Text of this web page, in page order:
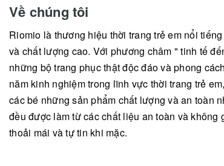
Về chúng tôi
Riomio là thương hiệu thời trang trẻ em nổi
và chất lượng cao. Với phương châm " tinh tế
những bộ trang phục thật độc đáo và phong
năm kinh nghiệm trong lĩnh vực thời trang trẻ
các bé những sản phẩm chất lượng và an toàn
đều được làm từ các chất liệu an toàn và
thoải mái và tự tin khi mặc.